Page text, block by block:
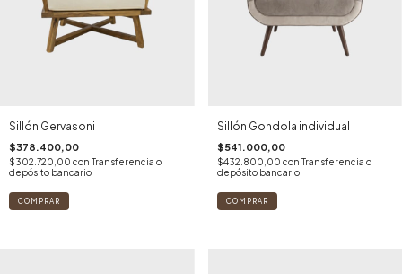
Sillón Gervasoni
$378.400,00
$302.720,00 con Transferencia o
depósito bancario
COMPRAR
Sillón Gondola individual
$541.000,00
$432.800,00 con Transferencia o
depósito bancario